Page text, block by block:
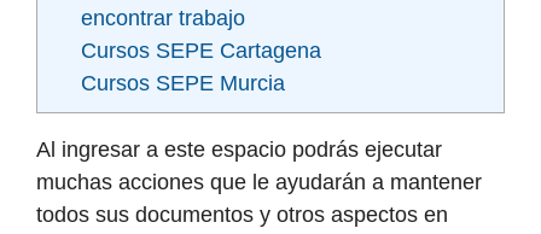
encontrar trabajo
Cursos SEPE Cartagena
Cursos SEPE Murcia
Al ingresar a este espacio podrás ejecutar
muchas acciones que le ayudarán a mantener
todos sus documentos y otros aspectos en